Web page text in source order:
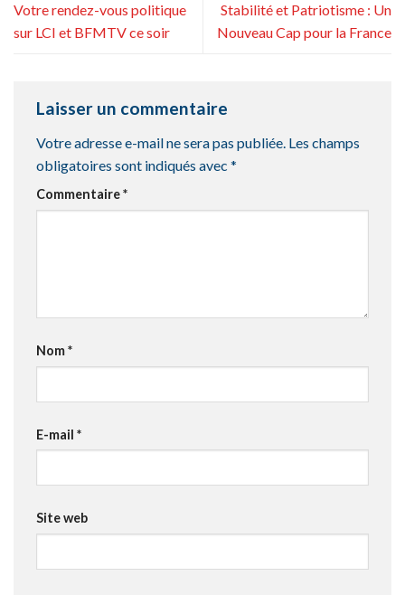
Votre rendez-vous politique
sur LCI et BFMTV ce soir
Stabilité et Patriotisme : Un
Nouveau Cap pour la France
Laisser un commentaire
Votre adresse e-mail ne sera pas publiée. Les champs
obligatoires sont indiqués avec *
Commentaire*
Nom*
E-mail *
Site web